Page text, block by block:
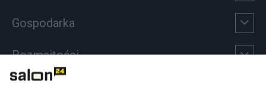
Gospodarka
Rozmaitości